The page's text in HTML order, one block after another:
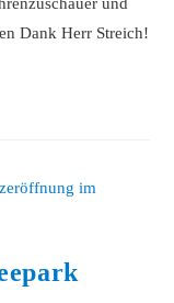
Dank Herr Streich!